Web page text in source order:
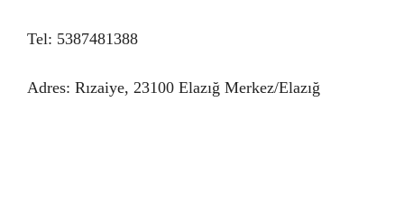
Tel: 5387481388
Adres: Rızaiye, 23100 Elazığ Merkez/Elazığ